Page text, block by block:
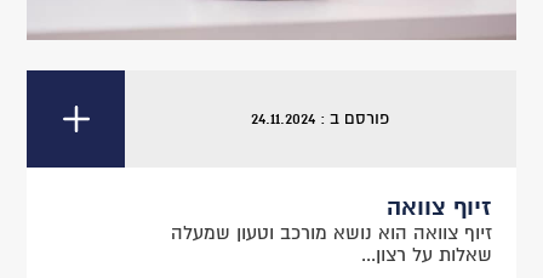
פורסם ב : 24.11.2024
זיוף צוואה
זיוף צוואה הוא נושא מורכב וטעון שמעלה
שאלות על רצון...